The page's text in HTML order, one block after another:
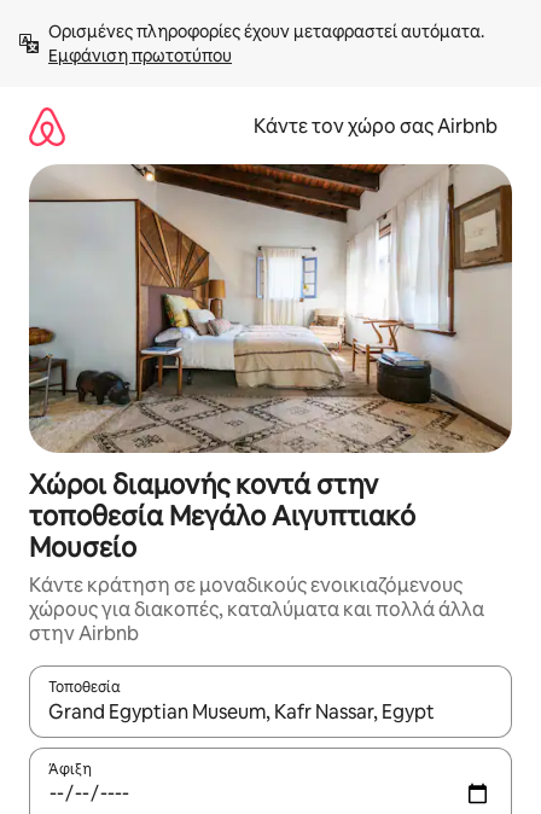
στο
περιεχόμενοΕμφάνιση πρωτοτύπου
Κάντε τον χώρο σας Airbnb
Χώροι διαμονής κοντά στην
τοποθεσία Μεγάλο Αιγυπτιακό
Μουσείο
Κάντε κράτηση σε μοναδικούς ενοικιαζόμενους
χώρους για διακοπές, καταλύματα και πολλά άλλα
στην Airbnb
Τοποθεσία
Όταν τα αποτελέσματα είναι διαθέσιμα, μπορείτε να
Άφιξη